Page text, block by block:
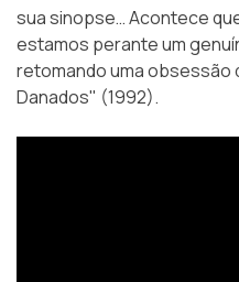
sua sinopse… Acontece
estamos perante um
retomando uma obsessão
Danados" (1992).